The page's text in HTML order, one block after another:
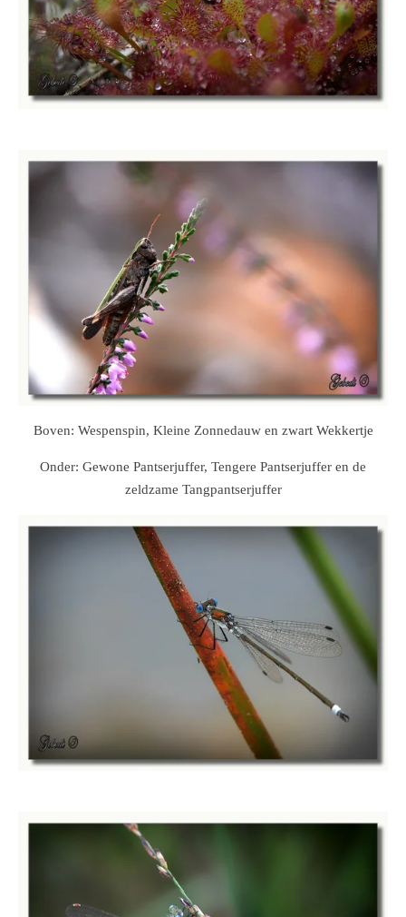
Boven: Wespenspin, Kleine Zonnedauw en zwart Wekkertje
Onder: Gewone Pantserjuffer, Tengere Pantserjuffer en de
zeldzame Tangpantserjuffer